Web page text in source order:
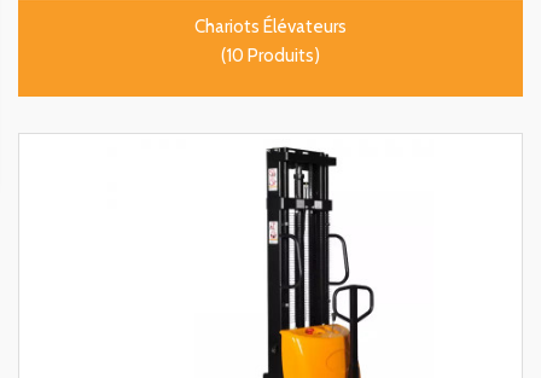
Chariots Élévateurs
(10 Produits)